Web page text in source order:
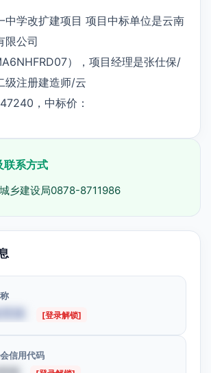
中学改扩建项目 项目中标单位是云南
限公司
），项目经理是张仕保/
级注册建造师/云
，中标价：
系方式
乡建设局0878-8711986
限 [登录解锁]
信用代码